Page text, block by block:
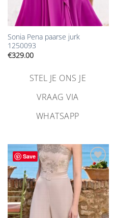
Sonia Pena paarse jurk
1250093
€329.00
STEL JE ONS JE
VRAAG VIA
WHATSAPP
Save
Aan
verlanglijst
toevoegen